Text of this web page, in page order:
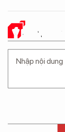
Ý KIẾN